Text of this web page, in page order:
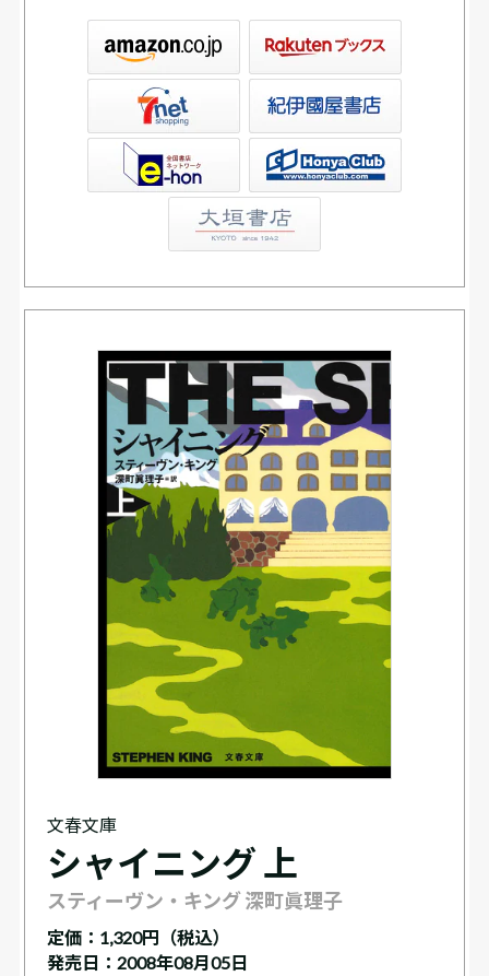
書店ウェブストア
文春文庫
シャイニング 上
スティーヴン・キング 深町眞理子
定価： 1,320円（税込）
発売日：2008年08月05日